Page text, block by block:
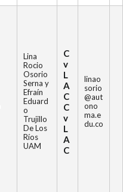
Lina
Rocio
Osorio
Serna y
Efraín
Eduard
o
Trujillo
De Los
Ríos
UAM
C
v
L
A
C
C
v
L
A
C
linao
sorio
@aut
ono
ma.e
du.co